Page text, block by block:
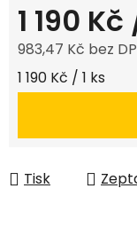
1 190 Kč
983,47 Kč bez
Měrná cena:
1 190 Kč / 1 ks
Tisk